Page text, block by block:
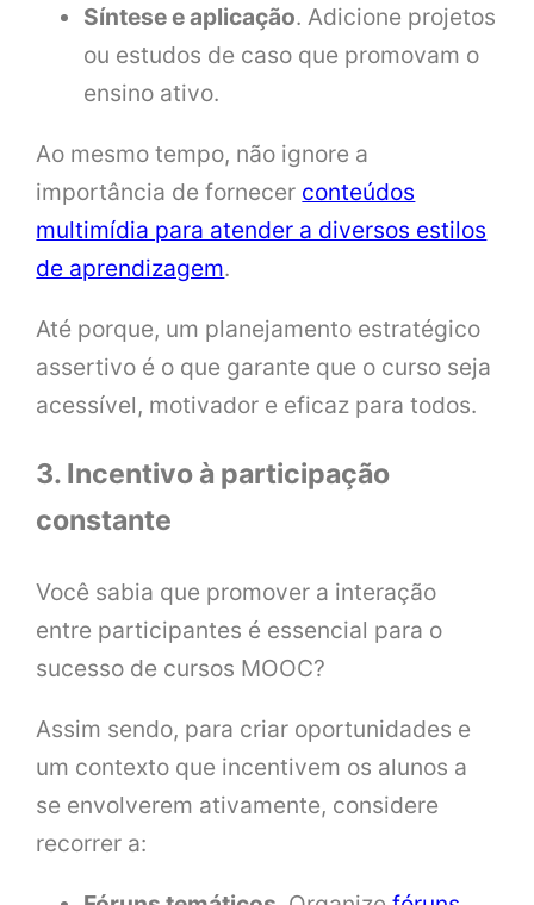
Síntese e aplicação. Adicione projetos
ou estudos de caso que promovam o
ensino ativo.
Ao mesmo tempo, não ignore a
importância de fornecer conteúdos
multimídia para atender a diversos estilos
de aprendizagem.
Até porque, um planejamento estratégico
assertivo é o que garante que o curso seja
acessível, motivador e eficaz para todos.
3. Incentivo à participação
constante
Você sabia que promover a interação
entre participantes é essencial para o
sucesso de cursos MOOC?
Assim sendo, para criar oportunidades e
um contexto que incentivem os alunos a
se envolverem ativamente, considere
recorrer a: